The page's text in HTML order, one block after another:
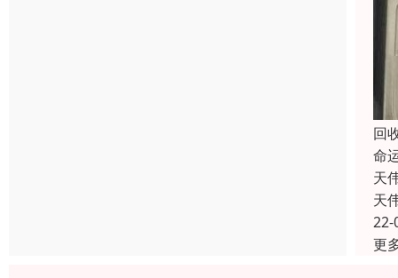
回
命
天
天
22-
更